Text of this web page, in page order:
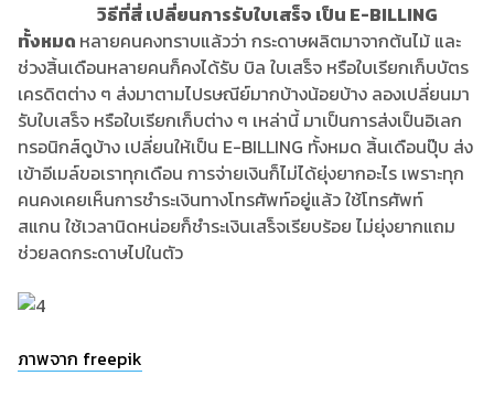
วิธีที่สี่ เปลี่ยนการรับใบเสร็จ เป็น E-BILLING
ทั้งหมด หลายคนคงทราบแล้วว่า กระดาษผลิตมาจากต้นไม้ และ
ช่วงสิ้นเดือนหลายคนก็คงได้รับ บิล ใบเสร็จ หรือใบเรียกเก็บบัตร
เครดิตต่าง ๆ ส่งมาตามไปรษณีย์มากบ้างน้อยบ้าง ลองเปลี่ยนมา
รับใบเสร็จ หรือใบเรียกเก็บต่าง ๆ เหล่านี้ มาเป็นการส่งเป็นอิเลก
ทรอนิกส์ดูบ้าง เปลี่ยนให้เป็น E-BILLING ทั้งหมด สิ้นเดือนปุ๊บ ส่ง
เข้าอีเมล์ขอเราทุกเดือน การจ่ายเงินก็ไม่ได้ยุ่งยากอะไร เพราะทุก
คนคงเคยเห็นการชำระเงินทางโทรศัพท์อยู่แล้ว ใช้โทรศัพท์
สแกน ใช้เวลานิดหน่อยก็ชำระเงินเสร็จเรียบร้อย ไม่ยุ่งยากแถม
ช่วยลดกระดาษไปในตัว
ภาพจาก freepik